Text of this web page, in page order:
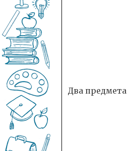
Два предмета